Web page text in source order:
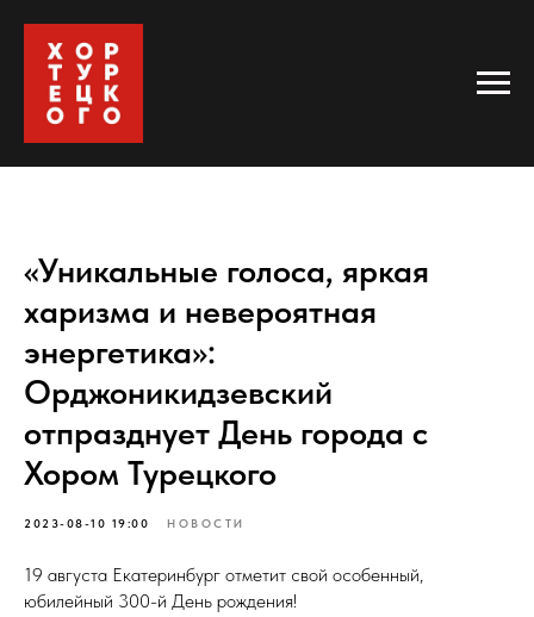
«Уникальные голоса, яркая
харизма и невероятная
энергетика»:
Орджоникидзевский
отпразднует День города с
Хором Турецкого
2023-08-10 19:00 НОВОСТИ
19 августа Екатеринбург отметит свой особенный,
юбилейный 300-й День рождения!